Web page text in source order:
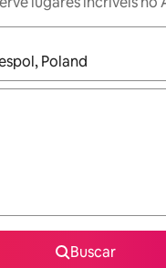
estiverem
Buscar